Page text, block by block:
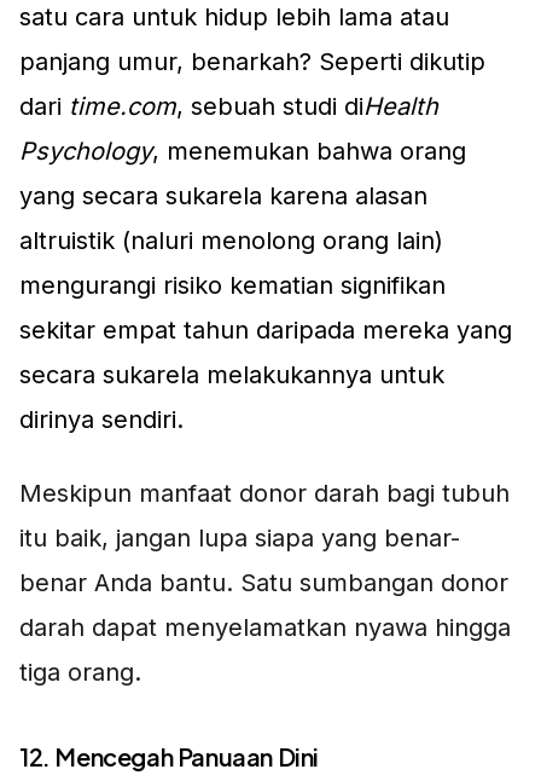
satu cara untuk hidup lebih lama atau
panjang umur, benarkah? Seperti dikutip
dari time.com, sebuah studi diHealth
Psychology, menemukan bahwa orang
yang secara sukarela karena alasan
altruistik (naluri menolong orang lain)
mengurangi risiko kematian signifikan
sekitar empat tahun daripada mereka yang
secara sukarela melakukannya untuk
dirinya sendiri.
Meskipun manfaat donor darah bagi tubuh
itu baik, jangan lupa siapa yang benar-
benar Anda bantu. Satu sumbangan donor
darah dapat menyelamatkan nyawa hingga
tiga orang.
12. Mencegah Panuaan Dini